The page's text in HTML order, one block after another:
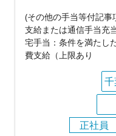
(その他の手当等付記
支給または通信手当充
宅手当：条件を満たし
費支給（上限あり
正社員